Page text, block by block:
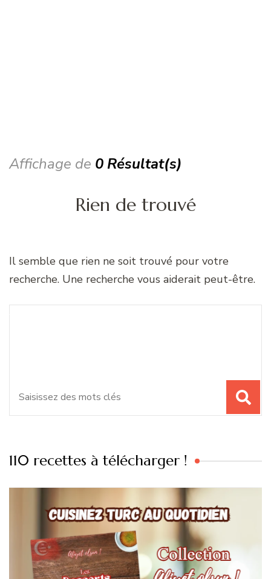
Affichage de 0 Résultat(s)
Rien de trouvé
Il semble que rien ne soit trouvé pour votre
recherche. Une recherche vous aiderait peut-être.
110 recettes à télécharger !